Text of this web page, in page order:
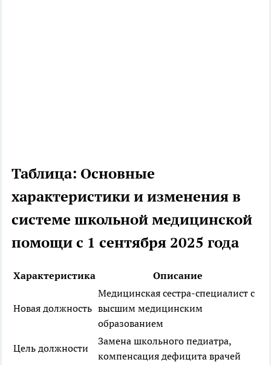
Таблица: Основные
характеристики и изменения в
системе школьной медицинской
помощи с 1 сентября 2025 года
Характеристика Описание
Новая должность
Медицинская сестра-специалист с
высшим медицинским
образованием
Цель должности
Замена школьного педиатра,
компенсация дефицита врачей